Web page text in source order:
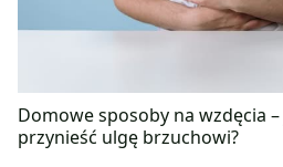
Domowe sposoby na wzdęcia
przynieść ulgę brzuchowi?